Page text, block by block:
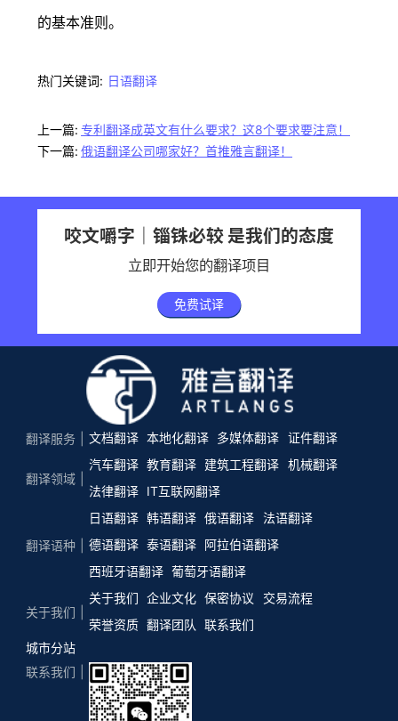
的基本准则。
热门关键词: 日语翻译
上一篇: 专利翻译成英文有什么要求？这8个要求要注意！
下一篇: 俄语翻译公司哪家好？首推雅言翻译！
咬文嚼字｜锱铢必较 是我们的态度
立即开始您的翻译项目
免费试译
翻译服务 文档翻译 本地化翻译 多媒体翻译 证件翻译
翻译领域
汽车翻译 教育翻译 建筑工程翻译 机械翻译
法律翻译
IT互联网翻译
翻译语种
日语翻译 韩语翻译 俄语翻译
法语翻译
德语翻译 泰语翻译 阿拉伯语翻译
西班牙语翻译 葡萄牙语翻译
关于我们
关于我们 企业文化 保密协议
交易流程
荣誉资质 翻译团队
联系我们
城市分站
联系我们